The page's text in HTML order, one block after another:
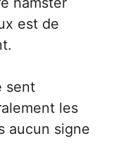
est de
sent
les
aucun signe